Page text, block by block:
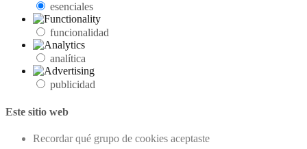
esenciales
funcionalidad
analítica
publicidad
Este sitio web
Recordar qué grupo de cookies aceptaste